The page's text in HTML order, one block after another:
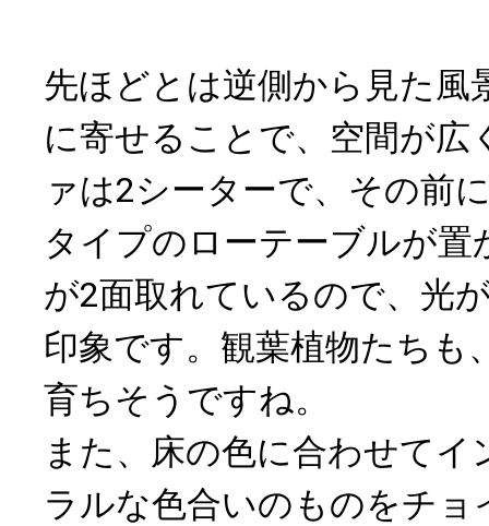
先ほどとは逆側から見た風
に寄せることで、空間が広
ァは2シーターで、その前
タイプのローテーブルが置
が2面取れているので、光
印象です。観葉植物たちも
育ちそうですね。
また、床の色に合わせて
ラルな色合いのものをチョ